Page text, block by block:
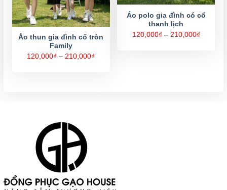
Áo thun gia đình cổ tròn
Family
120,000₫ – 210,000₫
Áo polo gia đình có cổ
thanh lịch
120,000₫ – 210,000₫Khoảng